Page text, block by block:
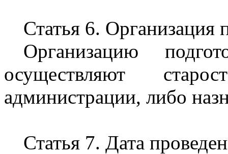
Статья 6. Организация
Организацию
осуществляют
администрации, либо
Статья 7. Дата